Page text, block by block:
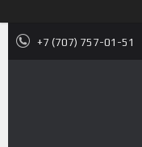
+7 (707) 757-01-51